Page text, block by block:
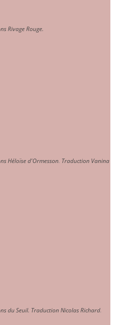
Rivage Rouge.
Héloïse d'Ormesson. Traduction Vanina
du Seuil. Traduction Nicolas Richard.